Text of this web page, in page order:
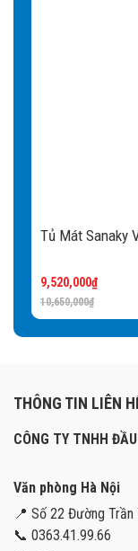
Tủ Mát Sanaky
10,650,000₫
9,520,000₫
THÔNG TIN LIÊN
CÔNG TY TNHH
Văn phòng Hà Nội
📍 Số 22 Đường Trần
📞 0363.41.99.66